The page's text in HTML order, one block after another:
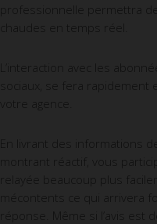
professionnelle permettra
chaudes en temps réel.
L’interaction avec les
sociaux, se fera rapidement
votre agence.
En livrant des informations
montrant réactif, vous
relayée beaucoup plus
mécontents ce qui arrivera
réponse. Même si l’avis est